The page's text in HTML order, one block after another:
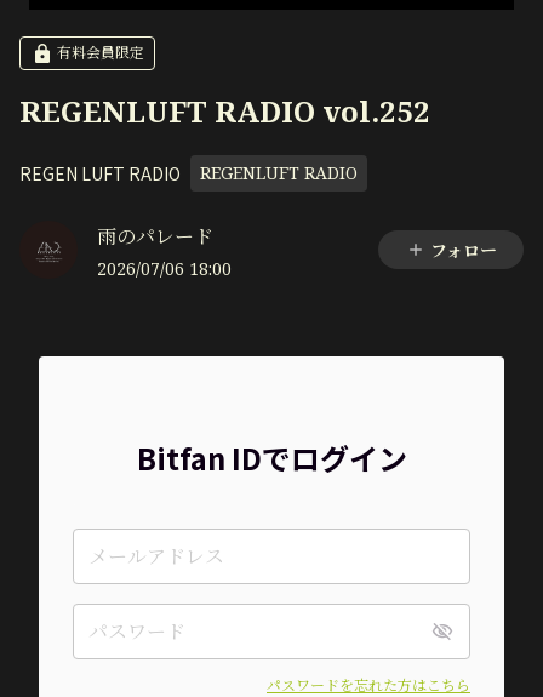
有料会員限定
REGENLUFT RADIO vol.252
REGEN LUFT RADIO REGENLUFT RADIO
雨のパレード
2026/07/06 18:00
フォロー
Bitfan IDでログイン
パスワードを忘れた方はこちら